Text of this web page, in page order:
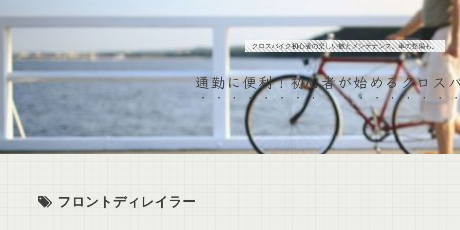
クロスバイク初心者の楽しい旅とメンテナンス。車の整備も。
通勤に便利！初心者が始めるクロス
フロントディレイラー